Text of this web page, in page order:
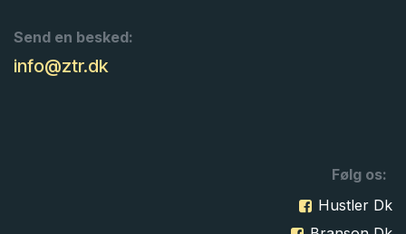
Send en besked:
info@ztr.dk
Følg os:
Hustler Dk